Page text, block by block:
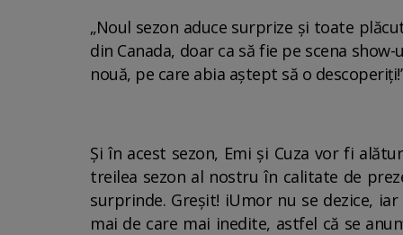
„Noul sezon aduce surprize și toate
din Canada, doar ca să fie pe scena
nouă, pe care abia aștept să o
Şi în acest sezon, Emi și Cuza vor fi
treilea sezon al nostru în calitate de
surprinde. Greșit! iUmor nu se dezice,
mai de care mai inedite, astfel că se